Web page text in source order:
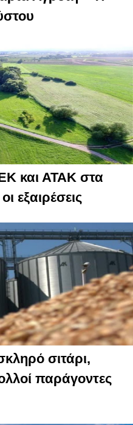
και ΑΤΑΚ στα
εξαιρέσεις
σιτάρι,
παράγοντες